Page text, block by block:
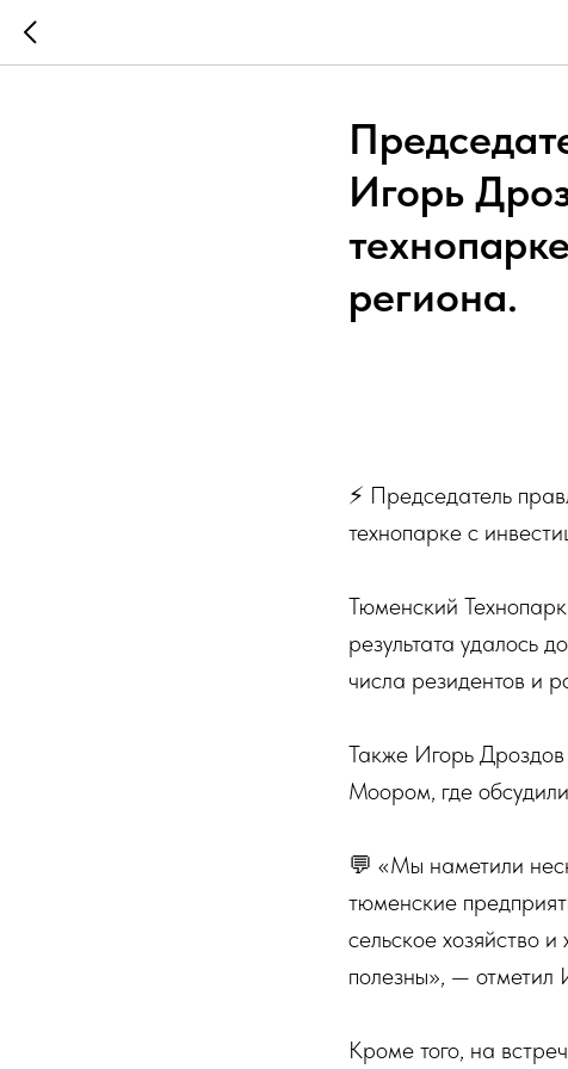
Игорь
региона.
⚡️ Председатель
технопарке с
Тюменский
результата удалось
числа резидентов и
Также Игорь
Моором, где
💬 «Мы наметили
тюменские
сельское хозяйство
полезны», — отметил
Кроме того, на